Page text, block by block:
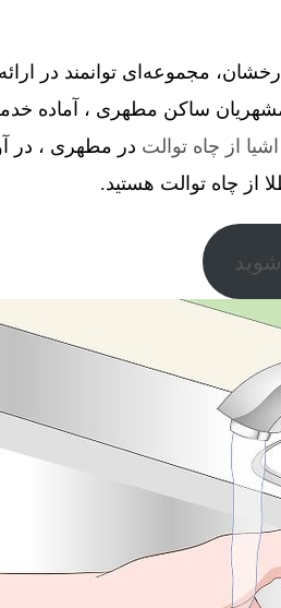
، با بیش از 15 سال سابقه درخشان، مجموعه‌ای
ساکن مطهری ، آماده
از چاه توالت در مطهری ، در
از چاه توالت هستید.